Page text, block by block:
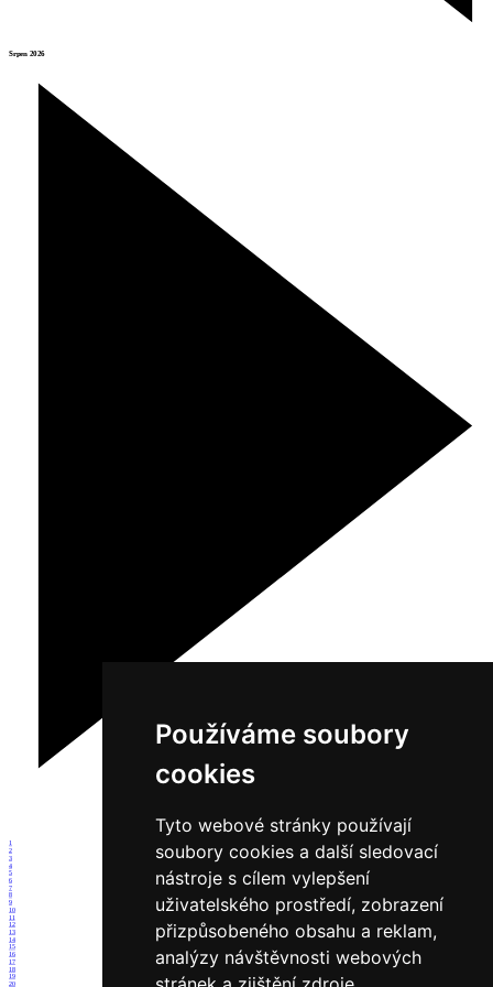
Používáme soubory
cookies
Tyto webové stránky používají
soubory cookies a další sledovací
nástroje s cílem vylepšení
uživatelského prostředí, zobrazení
přizpůsobeného obsahu a reklam,
analýzy návštěvnosti webových
Srpen 2026
1
2
3
4
5
6
7
8
9
10
11
12
13
14
15
16
17
18
19
20